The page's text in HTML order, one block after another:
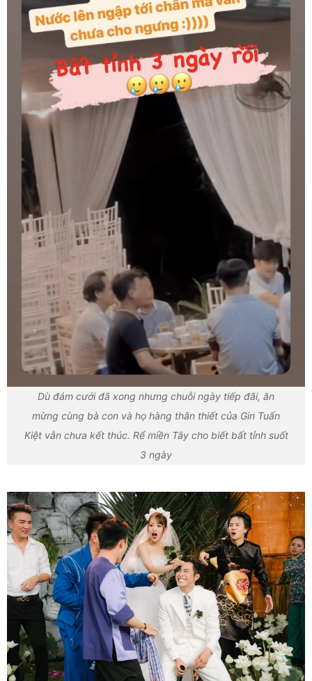
Dù đám cưới đã xong nhưng chuỗi ngày tiếp đãi, ăn
mừng cùng bà con và họ hàng thân thiết của Gin Tuấn
Kiệt vẫn chưa kết thúc. Rể miền Tây cho biết bất tỉnh suốt
3 ngày